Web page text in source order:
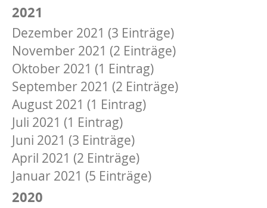
2021
Dezember 2021 (3 Einträge)
November 2021 (2 Einträge)
Oktober 2021 (1 Eintrag)
September 2021 (2 Einträge)
August 2021 (1 Eintrag)
Juli 2021 (1 Eintrag)
Juni 2021 (3 Einträge)
April 2021 (2 Einträge)
Januar 2021 (5 Einträge)
2020